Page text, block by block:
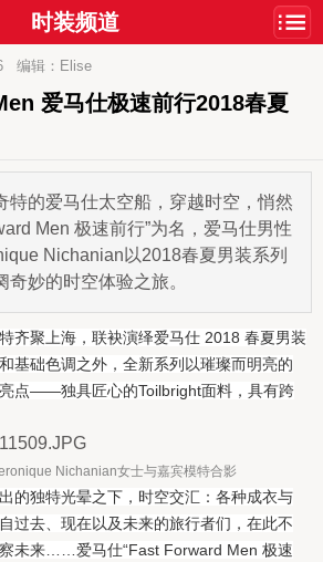
时装频道
编辑：Elise
爱马仕极速前行2018春夏
特的爱马仕太空船，穿越时空，悄然
Men 极速前行”为名，爱马仕男性
Nichanian以2018春夏男装系列
妙的时空体验之旅。
齐聚上海，联袂演绎爱马仕 2018 春夏男装
基础色调之外，全新系列以璀璨而明亮的
点——独具匠心的Toilbright面料，具有跨
Nichanian女士与嘉宾模特合影
的独特光晕之下，时空交汇：各种成衣与
过去、现在以及未来的旅行者们，在此不
未来……爱马仕“Fast Forward Men 极速